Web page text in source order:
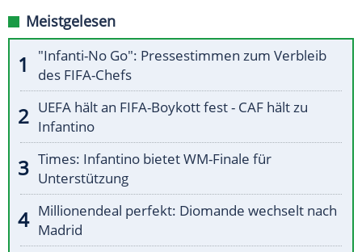
Meistgelesen
"Infanti-No Go": Pressestimmen zum Verbleib
des FIFA-Chefs
UEFA hält an FIFA-Boykott fest - CAF hält zu
Infantino
Times: Infantino bietet WM-Finale für
Unterstützung
Millionendeal perfekt: Diomande wechselt nach
Madrid